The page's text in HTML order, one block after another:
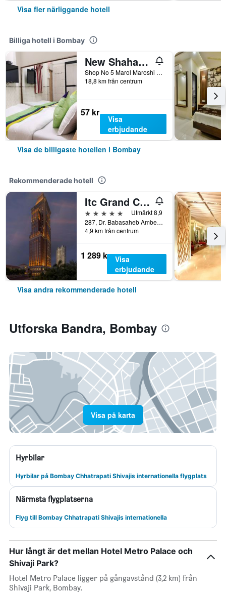
Visa fler närliggande hotell
Billiga hotell i Bombay
New Shahana - Hostel
Shop No 5 Marol Maroshi Road Marol Andheri E, Bombay, Indien
18,8 km från centrum
57 kr
Visa
erbjudande
Visa de billigaste hotellen i Bombay
Rekommenderade hotell
Itc Grand Central, A Luxury Collection Hotel, Mumbai
5 stjärnor
Utmärkt 8,9
287, Dr. Babasaheb Ambedkar Road, Bombay, Indien
4,9 km från centrum
1 289 kr Visa
erbjudande
Visa andra rekommenderade hotell
Utforska Bandra, Bombay
Visa på karta
Hyrbilar
Hyrbilar på Bombay Chhatrapati Shivajis internationella flygplats
Närmsta flygplatserna
Flyg till Bombay Chhatrapati Shivajis internationella
Hur långt är det mellan Hotel Metro Palace och
Shivaji Park?
Hotel Metro Palace ligger på gångavstånd (3,2 km) från
Shivaji Park, Bombay.